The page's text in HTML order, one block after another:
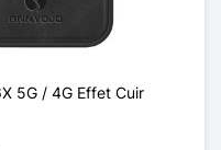
5G / 4G Effet Cuir